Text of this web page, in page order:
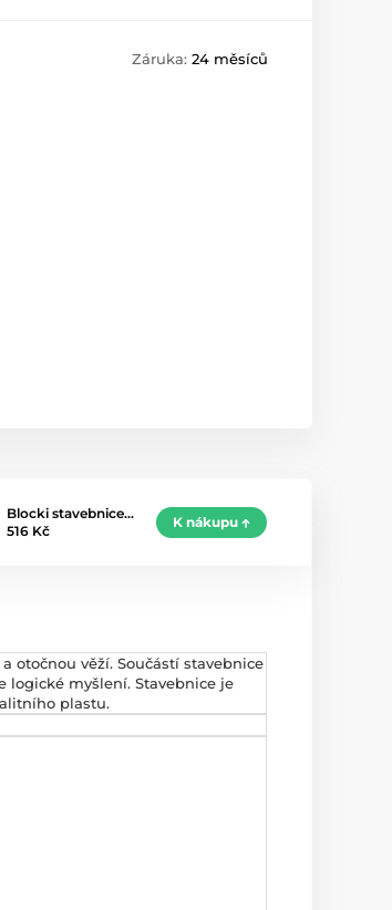
Záruka: 24 měsíců
Blocki stavebnice…
516 Kč
K nákupu
otočnou věží. Součástí stavebnice
logické myšlení. Stavebnice je
plastu.